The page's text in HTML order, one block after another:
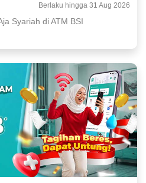
Berlaku hingga 31 Aug 2026
Syariah di ATM BSI